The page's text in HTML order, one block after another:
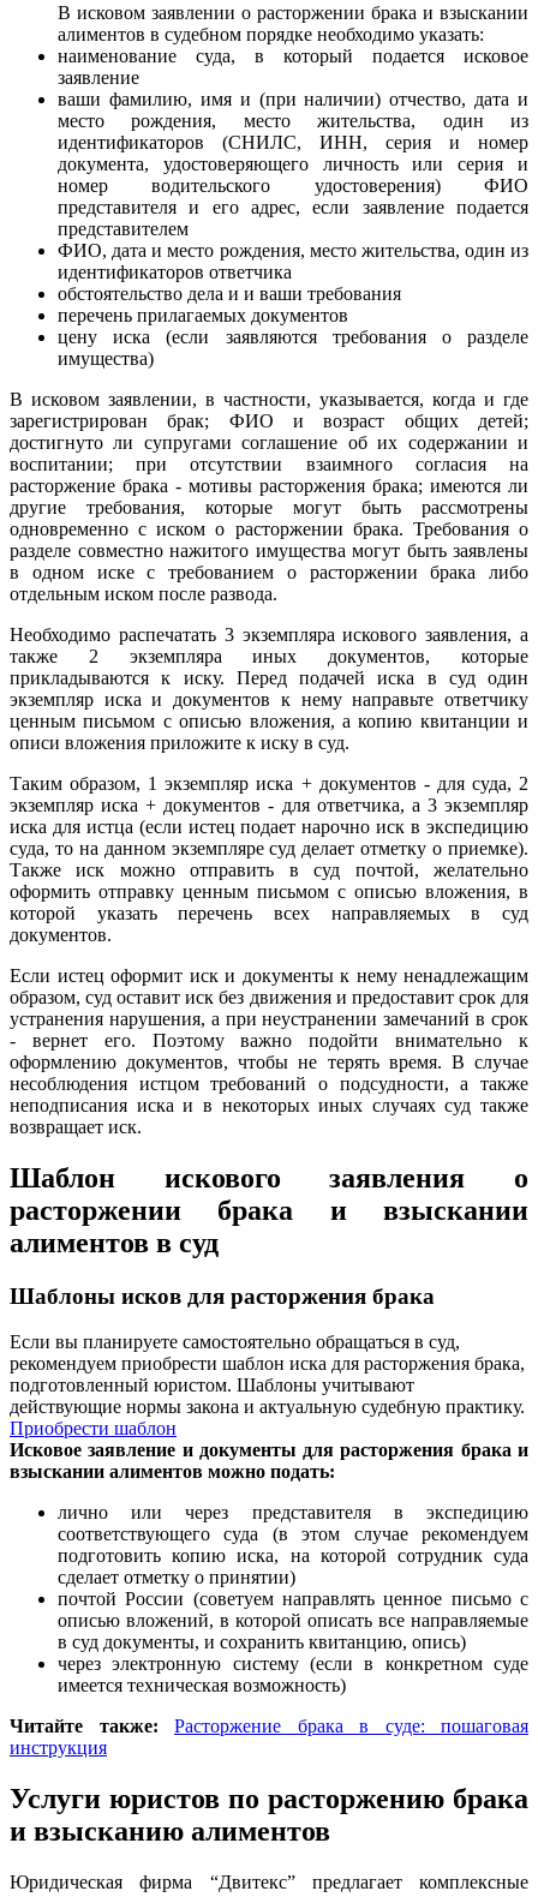
В исковом заявлении о расторжении брака и взыскании
алиментов в судебном порядке необходимо указать:
наименование суда, в который подается исковое
заявление
ваши фамилию, имя и (при наличии) отчество, дата и
место рождения, место жительства, один из
идентификаторов (СНИЛС, ИНН, серия и номер
документа, удостоверяющего личность или серия и
номер водительского удостоверения) ФИО
представителя и его адрес, если заявление подается
представителем
ФИО, дата и место рождения, место жительства, один из
идентификаторов ответчика
обстоятельство дела и и ваши требования
перечень прилагаемых документов
цену иска (если заявляются требования о разделе
имущества)
В исковом заявлении, в частности, указывается, когда и где
зарегистрирован брак; ФИО и возраст общих детей;
достигнуто ли супругами соглашение об их содержании и
воспитании; при отсутствии взаимного согласия на
расторжение брака - мотивы расторжения брака; имеются ли
другие требования, которые могут быть рассмотрены
одновременно с иском о расторжении брака. Требования о
разделе совместно нажитого имущества могут быть заявлены
в одном иске с требованием о расторжении брака либо
отдельным иском после развода.
Необходимо распечатать 3 экземпляра искового заявления, а
также 2 экземпляра иных документов, которые
прикладываются к иску. Перед подачей иска в суд один
экземпляр иска и документов к нему направьте ответчику
ценным письмом с описью вложения, а копию квитанции и
описи вложения приложите к иску в суд.
Таким образом, 1 экземпляр иска + документов - для суда, 2
экземпляр иска + документов - для ответчика, а 3 экземпляр
иска для истца (если истец подает нарочно иск в экспедицию
суда, то на данном экземпляре суд делает отметку о приемке).
Также иск можно отправить в суд почтой, желательно
оформить отправку ценным письмом с описью вложения, в
которой указать перечень всех направляемых в суд
документов.
Если истец оформит иск и документы к нему ненадлежащим
образом, суд оставит иск без движения и предоставит срок для
устранения нарушения, а при неустранении замечаний в срок
- вернет его. Поэтому важно подойти внимательно к
оформлению документов, чтобы не терять время. В случае
несоблюдения истцом требований о подсудности, а также
неподписания иска и в некоторых иных случаях суд также
возвращает иск.
Шаблон искового заявления о
расторжении брака и взыскании
алиментов в суд
Шаблоны исков для расторжения брака
Если вы планируете самостоятельно обращаться в суд,
рекомендуем приобрести шаблон иска для расторжения брака,
подготовленный юристом. Шаблоны учитывают
действующие нормы закона и актуальную судебную практику.
Приобрести шаблон
Исковое заявление и документы для расторжения брака и
взыскании алиментов можно подать:
лично или через представителя в экспедицию
соответствующего суда (в этом случае рекомендуем
подготовить копию иска, на которой сотрудник суда
сделает отметку о принятии)
почтой России (советуем направлять ценное письмо с
описью вложений, в которой описать все направляемые
в суд документы, и сохранить квитанцию, опись)
через электронную систему (если в конкретном суде
имеется техническая возможность)
Читайте также:
Расторжение брака в суде: пошаговая
инструкция
Услуги юристов по расторжению брака
и взысканию алиментов
Юридическая фирма “Двитекс” предлагает комплексные